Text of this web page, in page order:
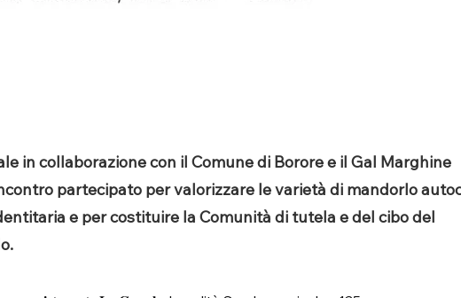
in collaborazione con il Comune di Borore e il Gal Marghine
partecipato per valorizzare le varietà di mandorlo
e per costituire la Comunità di tutela e del cibo del